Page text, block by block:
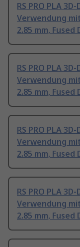
RS PRO PLA
Verwendung
2.85 mm,
RS PRO PLA
Verwendung
2.85 mm,
RS PRO PLA
Verwendung
2.85 mm,
RS PRO PLA
Verwendung
2.85 mm,